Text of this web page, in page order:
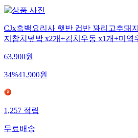
CJx흑백요리사 햇반 컵반 꽈리고추돼
지참치덮밥 x2개+김치우동 x1개+미역
63,900원
34%41,900원
1,257적립
무료배송